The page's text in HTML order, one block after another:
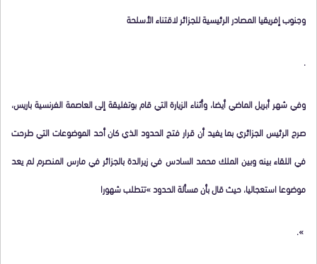
وجنوب إفريقيا المصادر الرئيسية للجزائر لاقتناء الأسلحة
.
وفي شهر أبريل الماضي أيضا، وأثناء الزيارة التي قام بوتفليقة إلى العاصمة الفرنسية باريس،
صرح الرئيس الجزائري بما يفيد أن قرار فتح الحدود الذي كان أحد الموضوعات التي طرحت
في اللقاء بينه وبين الملك محمد السادس في زيرالدة بالجزائر في مارس المنصرم لم يعد
موضوعا استعجاليا، حيث قال بأن مسألة الحدود »تتطلب شهورا
».